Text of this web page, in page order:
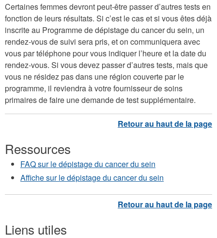
Certaines femmes devront peut-être passer d’autres tests en
fonction de leurs résultats. Si c’est le cas et si vous êtes déjà
inscrite au Programme de dépistage du cancer du sein, un
rendez-vous de suivi sera pris, et on communiquera avec
vous par téléphone pour vous indiquer l’heure et la date du
rendez-vous. Si vous devez passer d’autres tests, mais que
vous ne résidez pas dans une région couverte par le
programme, il reviendra à votre fournisseur de soins
primaires de faire une demande de test supplémentaire.
Ressources
FAQ sur le dépistage du cancer du sein
Affiche sur le dépistage du cancer du sein
Liens utiles